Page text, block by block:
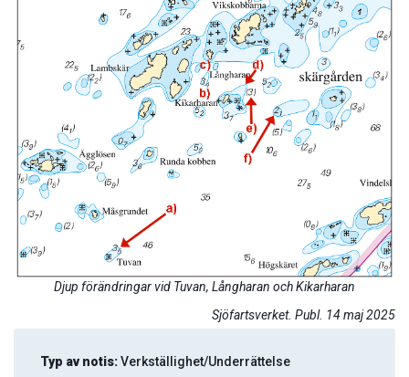
Djup förändringar vid Tuvan, Långharan och Kikarharan
Sjöfartsverket. Publ. 14 maj 2025
Typ av notis:Verkställighet/Underrättelse